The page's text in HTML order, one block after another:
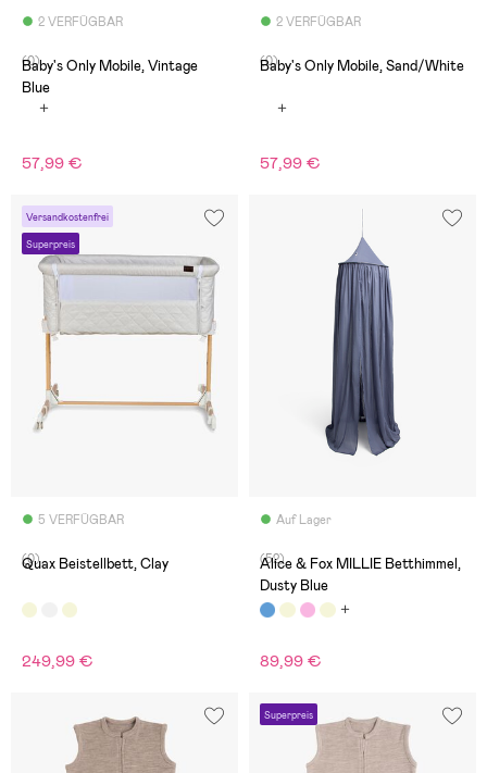
2 VERFÜGBAR
(0)
Baby's Only Mobile, Vintage
Blue
57,99 €
2 VERFÜGBAR
(0)
Baby's Only Mobile, Sand/White
57,99 €
Versandkostenfrei
Superpreis
5 VERFÜGBAR
(0)
Quax Beistellbett, Clay
249,99 €
Auf Lager
(52)
Alice & Fox MILLIE Betthimmel,
Dusty Blue
89,99 €
Superpreis